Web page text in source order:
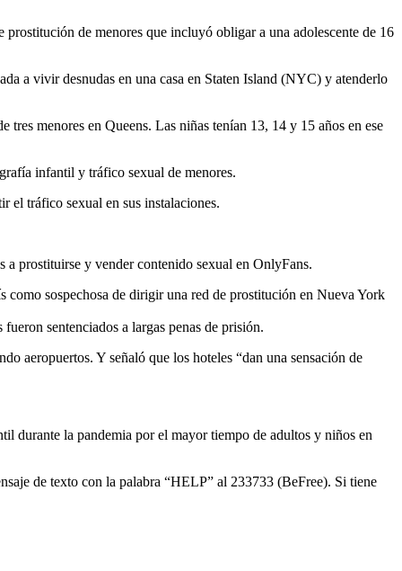
de menores que incluyó obligar a una adolescente de 16
a vivir desnudas en una casa en Staten Island (NYC) y atenderlo
menores en Queens. Las niñas tenían 13, 14 y 15 años en ese
infantil y tráfico sexual de menores.
el tráfico sexual en sus instalaciones.
a prostituirse y vender contenido sexual en OnlyFans.
sospechosa de dirigir una red de prostitución en Nueva York
sentenciados a largas penas de prisión.
aeropuertos. Y señaló que los hoteles “dan una sensación de
durante la pandemia por el mayor tiempo de adultos y niños en
de texto con la palabra “HELP” al 233733 (BeFree). Si tiene